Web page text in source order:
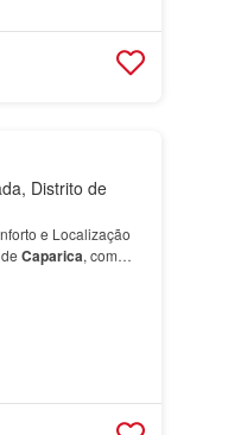
Distrito de
e Localização
de Caparica, com
no…